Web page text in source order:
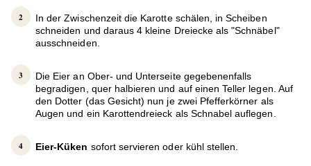
In der Zwischenzeit die Karotte schälen, in Scheiben
schneiden und daraus 4 kleine Dreiecke als "Schnäbel"
ausschneiden.
Die Eier an Ober- und Unterseite gegebenenfalls
begradigen, quer halbieren und auf einen Teller legen. Auf
den Dotter (das Gesicht) nun je zwei Pfefferkörner als
Augen und ein Karottendreieck als Schnabel auflegen.
Eier-Küken sofort servieren oder kühl stellen.